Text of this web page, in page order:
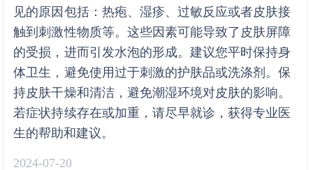
见的原因包括：热疱、湿疹、过敏反应或者皮肤接
触到刺激性物质等。这些因素可能导致了皮肤屏障
的受损，进而引发水泡的形成。建议您平时保持身
体卫生，避免使用过于刺激的护肤品或洗涤剂。保
持皮肤干燥和清洁，避免潮湿环境对皮肤的影响。
若症状持续存在或加重，请尽早就诊，获得专业医
生的帮助和建议。
2024-07-20